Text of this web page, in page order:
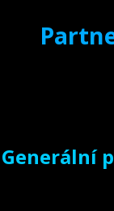
Generální